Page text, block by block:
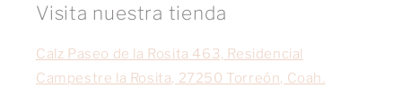
Visita nuestra tienda
Calz Paseo de la Rosita 463, Residencial
Campestre la Rosita, 27250 Torreón, Coah.